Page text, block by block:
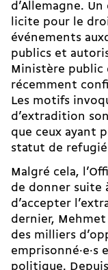
d’Allemagne.
licite pour le
événements
publics et
Ministère public
récemment
Les motifs
d’extradition
que ceux ayant
statut de refugié
Malgré cela,
de donner suite
d’accepter
dernier,
des milliers
emprisonné·e·s
politique.